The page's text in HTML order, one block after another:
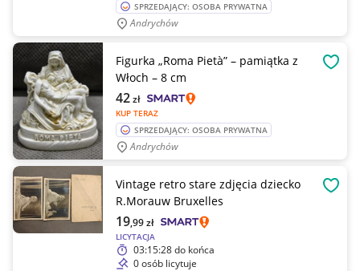
SPRZEDAJĄCY: OSOBA PRYWATNA
Andrychów
Figurka „Roma Pietà” – pamiątka z
Włoch – 8 cm
KUP TERAZ
42zł
SPRZEDAJĄCY: OSOBA PRYWATNA
Andrychów
Vintage retro stare zdjęcia dziecko
R.Morauw Bruxelles
LICYTACJA
19,99zł
03:15:28do końca
0 osób licytuje